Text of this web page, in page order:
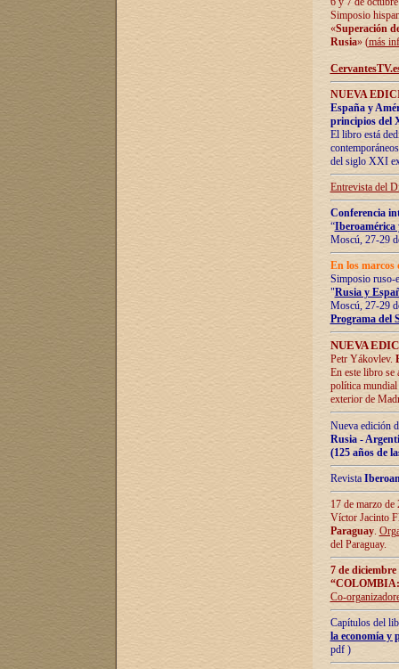
Simposio
«Superación
Rusia» (más
NUEVA
España y
principios del
El libro está
del siglo XXI
Entrevista del
Conferencia
“Iberoamérica
Moscú, 27-29
En los marcos
Simposio ruso-
"Rusia y
Moscú, 27-29
Programa del
NUEVA
Petr Yákovlev.
En este libro se
política mundial
exterior de
Nueva edición
Rusia -
(125 años de
Revista
17 de marzo
Víctor Jacinto
Paraguay.
del Paraguay.
7 de
Co-
Capítulos del
la economía y
pdf )